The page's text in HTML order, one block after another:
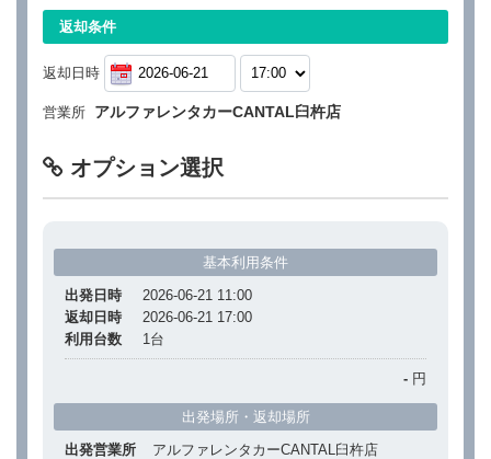
返却条件
返却日時
営業所 アルファレンタカーCANTAL臼杵店
オプション選択
基本利用条件
出発日時
2026-06-21 11:00
返却日時
2026-06-21 17:00
利用台数
1 台
- 円
出発場所・返却場所
出発営業所
アルファレンタカーCANTAL臼杵店